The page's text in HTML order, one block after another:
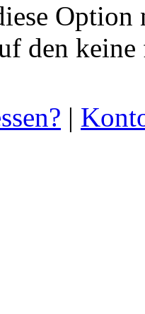
den
|